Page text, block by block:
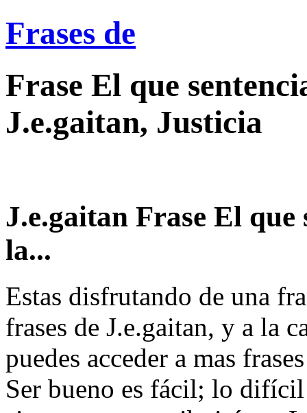
Frases de
Frase El que
J.e.gaitan, Justicia
J.e.gaitan Frase El que
la...
Estas disfrutando de una
frases de J.e.gaitan, y a la
puedes acceder a mas
Ser bueno es fácil; lo difícil